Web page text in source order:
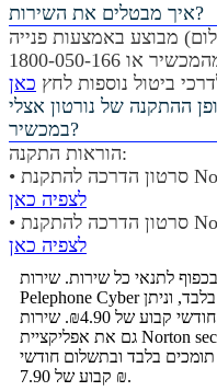
איך מבטלים את השירות?
מבוצע באמצעות פנייה
למוקד שירות הלקוחות ב-166* מהמכשיר או 1800-050-166
ביטול נוספות לחץ כאן
ההתקנה של נורטון אצלי
במכשיר?
הוראות התקנה:
לצפיה כאן
לצפיה כאן
לתנאי כל שירות. שירות
Pelephone Cyber מאפשר הגנה בגלישה סלולארית בלבד, וניתן
בתשלום חודשי קבוע של ₪4.90. שירות Pelephone Cyber Total כולל
גם את אפליקציית Norton security המאפשרת הגנה בגלישת Wi-Fi
תומכים בלבד ובתשלום חודשי
קבוע של 7.90 ₪.